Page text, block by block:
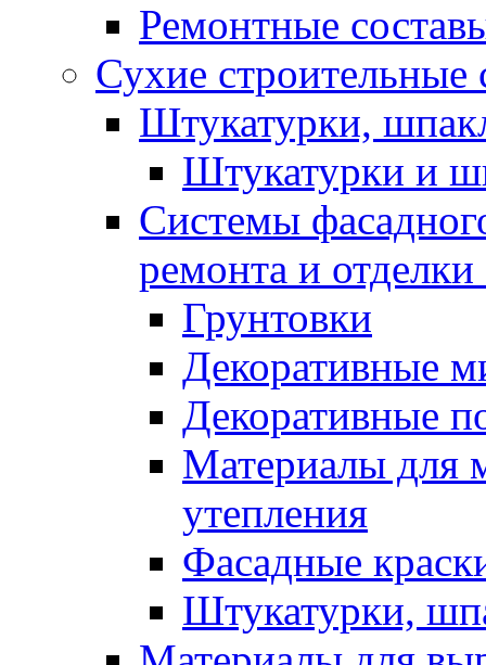
Ремонтные
Сухие
Штукатурки,
Штукатурки и
Системы
ремонта и отделки
Грунтовки
Декоративные
Декоративные
Материалы для
утепления
Фасадные
Штукатурки,